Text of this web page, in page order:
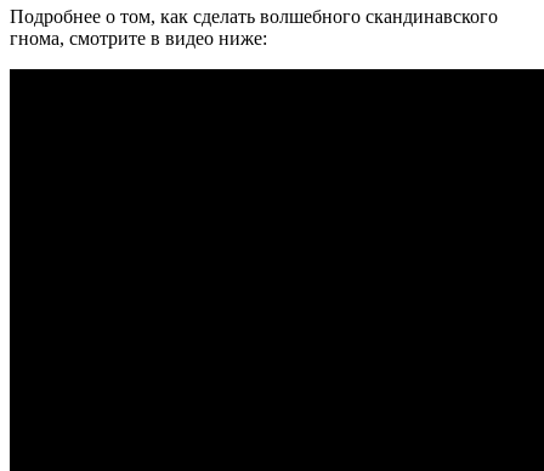
Подробнее о том, как сделать волшебного скандинавского
гнома, смотрите в видео ниже: